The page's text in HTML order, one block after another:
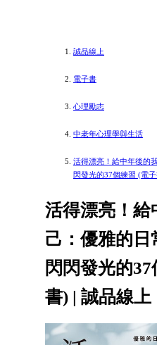
誠品線上
電子書
心理勵志
中老年心理學與生活
活得漂亮！給中年後的
閃發光的37個練習 (電
活得漂亮！給
己：優雅的日
閃閃發光的
書) | 誠品線上